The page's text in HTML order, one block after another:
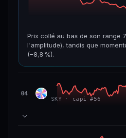
Prix collé au bas de son range
l'amplitude), tandis que
(−8,8 %).
508 M$
VAR. 7 J
04 SKY Sky
SKY · capi #56